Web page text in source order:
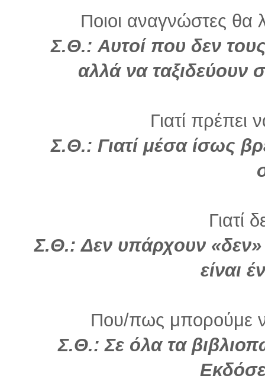
Ποιοι αναγνώστες θα
Σ.Θ.: Αυτοί που δεν
αλλά να ταξιδεύουν
Γιατί πρέπει
Σ.Θ.: Γιατί μέσα ίσως
Γιατί
Σ.Θ.: Δεν υπάρχουν
είναι
Που/πως μπορούμε
Σ.Θ.: Σε όλα τα